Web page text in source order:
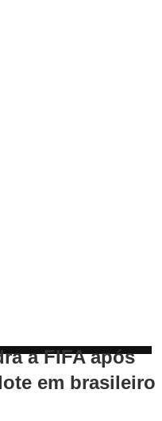
a FIFA após
em brasileiro